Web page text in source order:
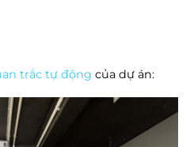
trắc tự động của dự án: